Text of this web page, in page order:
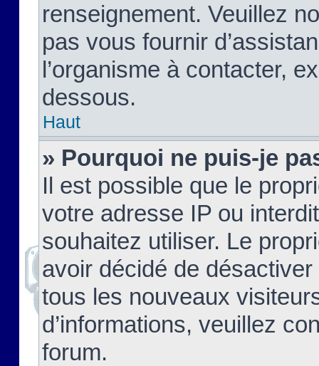
renseignement. Veuillez
pas vous fournir
l’organisme à contacter,
dessous.
Haut
» Pourquoi ne puis-je
Il est possible que le
votre adresse IP ou
souhaitez utiliser. Le
avoir décidé de
tous les nouveaux
d’informations, veuillez
forum.